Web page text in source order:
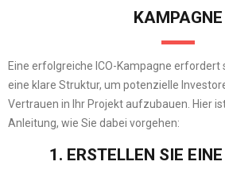
KAMPAGNE
Eine erfolgreiche ICO-Kampagne erfordert
eine klare Struktur, um potenzielle
Vertrauen in Ihr Projekt aufzubauen. Hier
Anleitung, wie Sie dabei vorgehen:
1. ERSTELLEN SIE